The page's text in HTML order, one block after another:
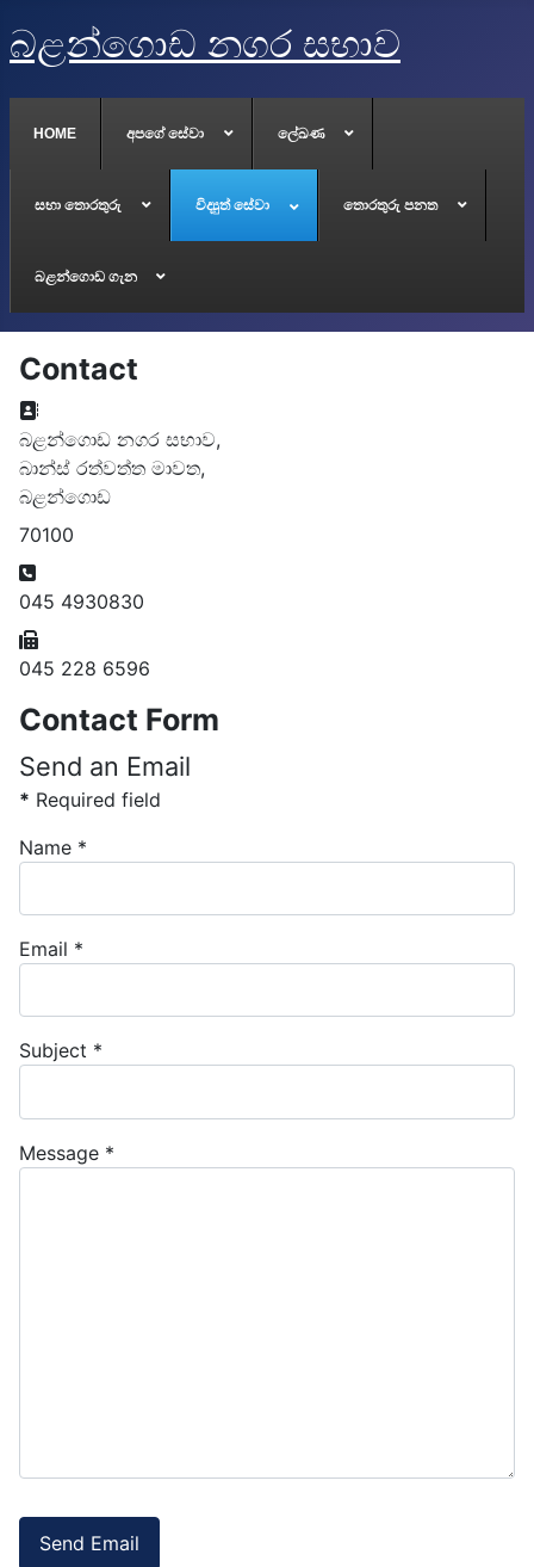
බළන්ගොඩ නගර සභාව
HOME අපගේ සේවා ලේඛණ
සභා තොරතුරු විද්‍යුත් සේවා තොරතුරු පනත
බළන්ගොඩ ගැන
Contact
Address:
බළන්ගොඩ නගර සභාව,
බාන්ස් රත්වත්ත මාවත,
බළන්ගොඩ
70100
Phone:
045 4930830
Fax:
045 228 6596
Contact Form
Send an Email
* Required field
Name *
Email *
Subject *
Message *
Send Email